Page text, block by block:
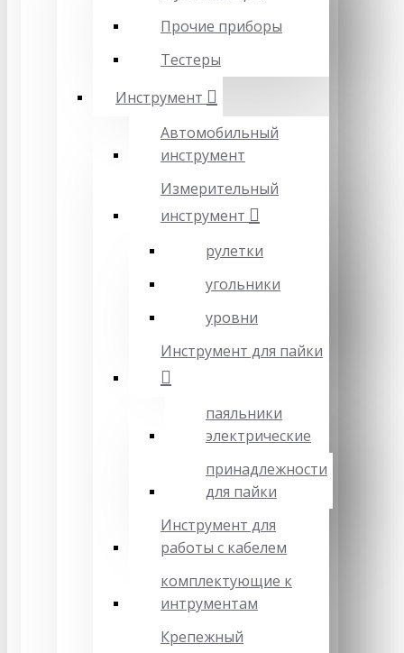
Прочие приборы
Тестеры
Инструмент
Автомобильный
инструмент
Измерительный
инструмент
рулетки
угольники
уровни
Инструмент для пайки
паяльники
электрические
принадлежности
для пайки
Инструмент для
работы с кабелем
комплектующие к
интрументам
Крепежный